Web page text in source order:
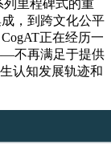
列里程碑式的重
，到跨文化公平
正在经历一
不再满足于提供
认知发展轨迹和